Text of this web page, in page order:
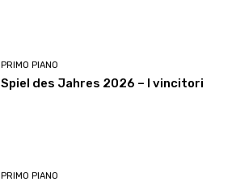
PRIMO PIANO
Spiel des Jahres 2026 – I vincitori
PRIMO PIANO